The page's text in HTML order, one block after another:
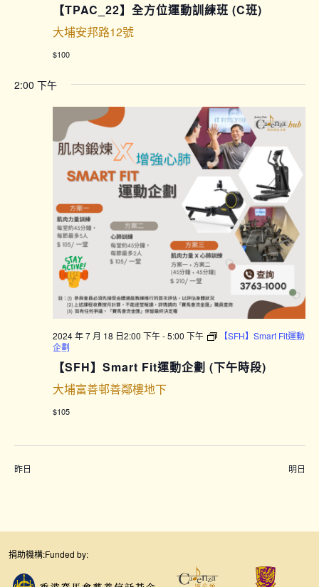
【TPAC_22】全方位運動訓練班 (C班)
大埔安邦路12號
$100
2:00 下午
2024 年 7 月 18 日2:00 下午-5:00 下午
【SFH】Smart Fit運動
企劃
【SFH】Smart Fit運動企劃 (下午時段)
大埔富善邨善鄰樓地下
$105
昨日 明日
捐助機構:Funded by: